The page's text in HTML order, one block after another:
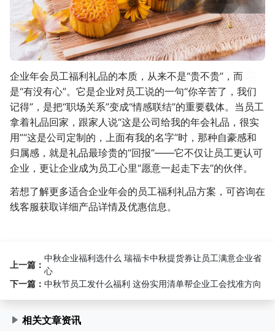
企业年会员工福利礼品的本质，从来不是“贵不贵”，而
是“有没有心”。它是企业对员工说的一句“你辛苦了，我们
记得”，是把“职场关系”变成“情感联结”的重要载体。当员工
拿着礼品回家，跟家人说“这是公司给我的年会礼品，很实
用”“这是公司定制的，上面有我的名字”时，那种自豪感和
归属感，就是礼品最珍贵的“回报”——它不仅让员工更认可
企业，更让企业成为员工心里“愿意一起走下去”的伙伴。
若想了解更多适合企业年会的员工福利礼品方案，可咨询在
线客服获取详细产品详情及优惠信息。
上一篇：
中秋企业福利选什么 瑞福卡中秋提货券让员工满意企业省
心
下一篇： 中秋节员工发什么福利 这份实用清单帮企业工会找准方向
相关文章资讯